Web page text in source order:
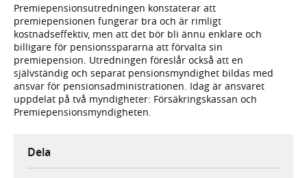
Premiepensionsutredningen konstaterar att
premiepensionen fungerar bra och är rimligt
kostnadseffektiv, men att det bör bli ännu enklare och
billigare för pensionsspararna att förvalta sin
premiepension. Utredningen föreslår också att en
självständig och separat pensionsmyndighet bildas med
ansvar för pensionsadministrationen. Idag är ansvaret
uppdelat på två myndigheter: Försäkringskassan och
Premiepensionsmyndigheten.
Dela